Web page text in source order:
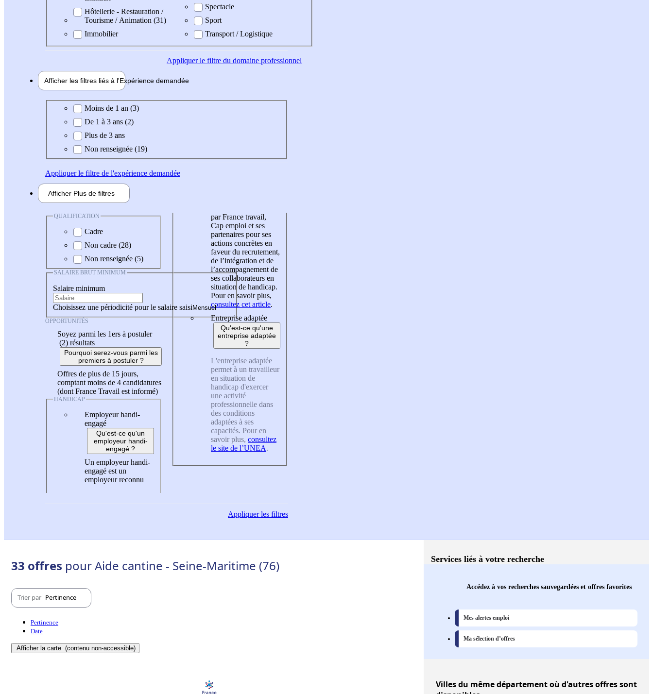
Hôtellerie - Restauration /
Tourisme / Animation (31)
Immobilier
Spectacle
Sport
Transport / Logistique
Appliquerle filtre du domaine professionnel
Afficher les filtres liés à l'Expérience demandée
Expérience demandée
Moins de 1 an (3)
De 1 à 3 ans (2)
Plus de 3 ans
Non renseignée (19)
Appliquerle filtre de l'expérience demandée
Afficher Plus de filtres
QUALIFICATION
Cadre
Non cadre (28)
Non renseignée (5)
SALAIRE BRUT MINIMUM
Salaire minimum
Choisissez une périodicité pour le salaire saisi
OPPORTUNITÉS
Soyez parmi les 1ers à postuler
(2) résultats
Pourquoi serez-vous parmi les
premiers à postuler ?
Offres de plus de 15 jours,
comptant moins de 4 candidatures
(dont France Travail est informé)
HANDICAP
Employeur handi-
engagé
Qu'est-ce qu'un
employeur handi-
engagé ?
Un employeur handi-
engagé est un
employeur reconnu
par France travail,
Cap emploi et ses
partenaires pour ses
actions concrètes en
faveur du recrutement,
de l’intégration et de
l’accompagnement de
ses collaborateurs en
situation de handicap.
Pour en savoir plus,
consultez cet article.
Entreprise adaptée
Qu'est-ce qu'une
entreprise adaptée
?
L'entreprise adaptée
permet à un travailleur
en situation de
handicap d'exercer
une activité
professionnelle dans
des conditions
adaptées à ses
capacités. Pour en
savoir plus, consultez
le site de l’UNEA.
Appliquerles filtres
33 offres pour Aide cantine - Seine-Maritime (76)
Trier par Pertinence
Pertinence
Date
Afficher la carte (contenu non-accessible)
Services liés à votre recherche
Accédez à vos recherches sauvegardées et offres favorites
Mes alertes emploi
Ma sélection d’offres
Villesdu même département où d'autres offres sont